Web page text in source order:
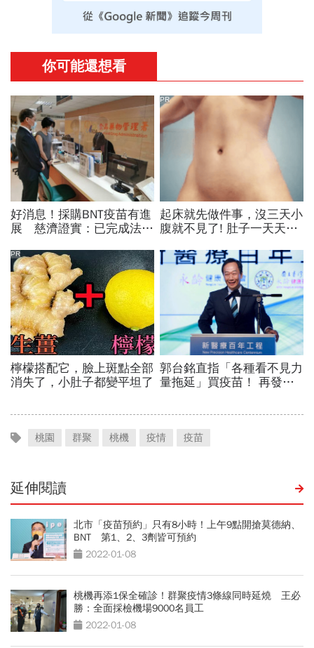
桃園 群聚 桃機 疫情 疫苗
延伸閱讀
北市「疫苗預約」只有8小時！上午9點開搶莫德納、
BNT 第1、2、3劑皆可預約
2022-01-08
桃機再添1保全確診！群聚疫情3條線同時延燒 王必
勝：全面採檢機場9000名員工
2022-01-08